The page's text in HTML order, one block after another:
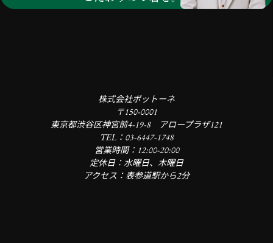
株式会社ボットーネ
〒150-0001
東京都渋谷区神宮前4-19-8 アロープラザ121
TEL：03-6447-1748
営業時間：12:00-20:00
定休日：水曜日、木曜日
アクセス：表参道駅から2分